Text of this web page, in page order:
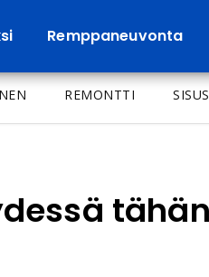
Remppaneuvonta
REMONTTI